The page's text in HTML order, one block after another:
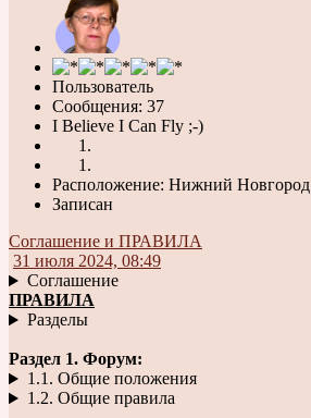
Пользователь
Сообщения: 37
I Believe I Can Fly ;-)
Расположение: Нижний Новгород
Записан
Соглашение и ПРАВИЛА
31 июля 2024, 08:49
Соглашение
ПРАВИЛА
Разделы
Раздел 1. Форум:
1.1. Общие положения
1.2. Общие правила